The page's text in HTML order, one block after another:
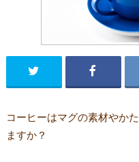
コーヒーはマグの素材やか
ますか？